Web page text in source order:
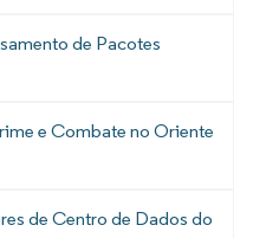
de Pacotes
e Combate no Oriente
de Centro de Dados do